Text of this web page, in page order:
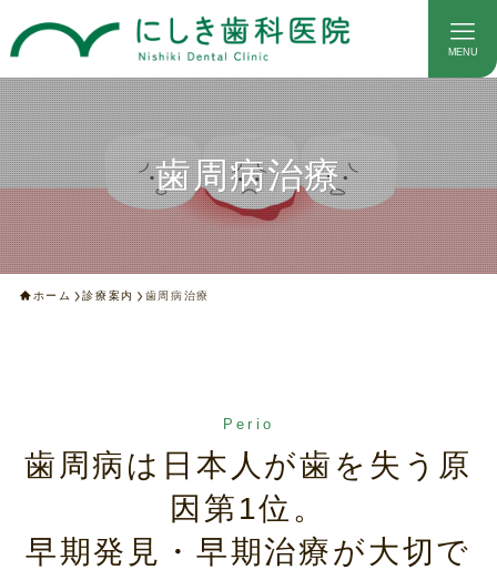
MENU
歯周病治療
ホーム 診療案内 歯周病治療
Perio
歯周病は日本人が歯を失う原
因第1位。
早期発見・早期治療が大切で